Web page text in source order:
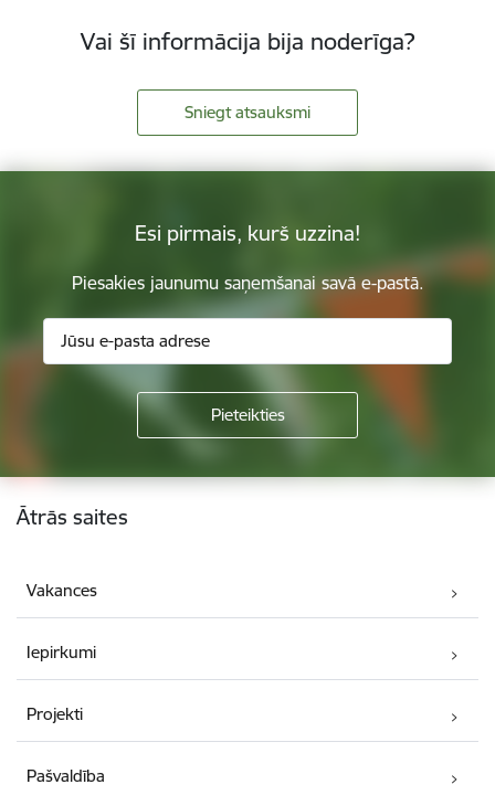
Vai šī informācija bija noderīga?
Sniegt atsauksmi
Esi pirmais, kurš uzzina!
Piesakies jaunumu saņemšanai savā e-pastā.
Kājene
Ātrās saites
Vakances
Iepirkumi
Projekti
Pašvaldība